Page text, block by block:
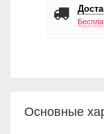
Основные